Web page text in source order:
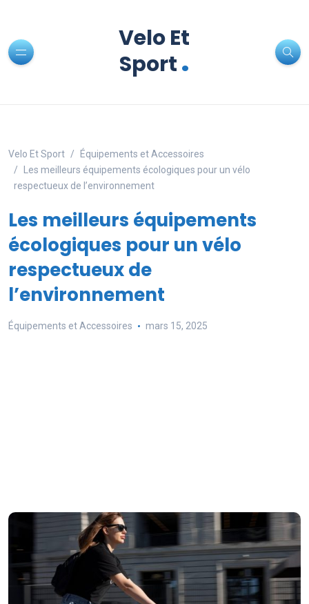
Velo Et
Sport.
Velo Et Sport
Équipements et Accessoires
Les meilleurs équipements écologiques pour un vélo
respectueux de l’environnement
Les meilleurs équipements
écologiques pour un vélo
respectueux de
l’environnement
Équipements et Accessoires mars 15, 2025